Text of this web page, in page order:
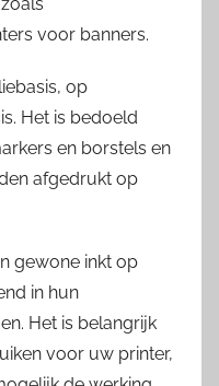
voor banners.
op
Het is bedoeld
en borstels en
afgedrukt op
gewone inkt op
in hun
Het is belangrijk
voor uw printer,